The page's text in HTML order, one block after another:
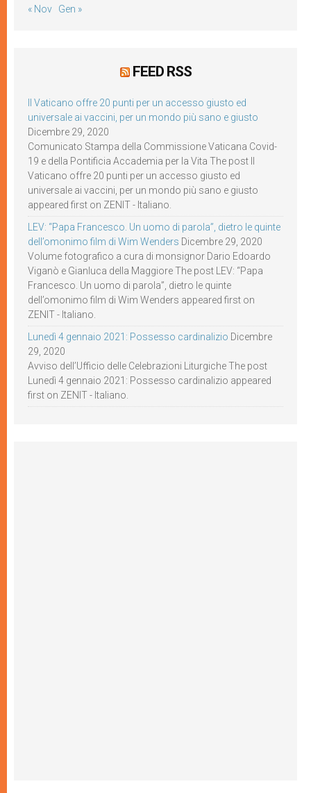
« Nov Gen »
FEED RSS
Il Vaticano offre 20 punti per un accesso giusto ed
universale ai vaccini, per un mondo più sano e giusto
Dicembre 29, 2020
Comunicato Stampa della Commissione Vaticana Covid-
19 e della Pontificia Accademia per la Vita The post Il
Vaticano offre 20 punti per un accesso giusto ed
universale ai vaccini, per un mondo più sano e giusto
appeared first on ZENIT - Italiano.
LEV: “Papa Francesco. Un uomo di parola”, dietro le quinte
dell’omonimo film di Wim Wenders Dicembre 29, 2020
Volume fotografico a cura di monsignor Dario Edoardo
Viganò e Gianluca della Maggiore The post LEV: “Papa
Francesco. Un uomo di parola”, dietro le quinte
dell’omonimo film di Wim Wenders appeared first on
ZENIT - Italiano.
Lunedì 4 gennaio 2021: Possesso cardinalizio Dicembre
29, 2020
Avviso dell’Ufficio delle Celebrazioni Liturgiche The post
Lunedì 4 gennaio 2021: Possesso cardinalizio appeared
first on ZENIT - Italiano.